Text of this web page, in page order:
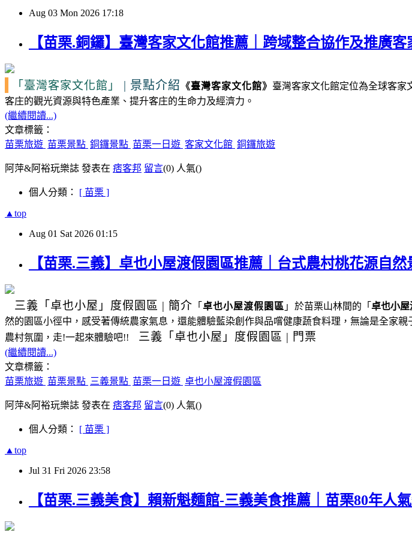
Aug 03 Mon 2026 17:18
【苗栗.銅鑼】臺灣客家文化館推薦｜跨域整合協作及推廣客
「臺灣客家文化館」 | 景點介紹 《臺灣客家文化館》 臺灣客家文化館定位為全球客家
客庄的觀光資源與特色產業、提升客庄的生命力及經濟力。
(繼續閱讀...)
文章標籤：
苗栗旅遊 苗栗景點 銅鑼景點 苗栗一日遊 客家文化館 銅鑼旅遊
阿萍&阿裕玩樂誌 發表在 痞客邦 留言(0) 人氣()
個人分類： [ 苗栗 ]
▲top
Aug 01 Sat 2026 01:15
【苗栗.三義】卓也小屋渡假園區推薦｜台式農村桃花源自
三義 「卓也小屋」度假園區 | 簡介 「 卓也小屋渡假園區 」 於苗栗山林間的「 卓也小屋
然的園區小徑中，感受著傳統農家氣息，還能體驗藍染創作與品嚐健康蔬食料理， 無論是全家親
農村氛圍，走!一起來體驗吧!!
三義 「卓也小屋」度假園區 | 門票
(繼續閱讀...)
文章標籤：
苗栗旅遊 苗栗景點 三義景點 苗栗一日遊 卓也小屋渡假園區
阿萍&阿裕玩樂誌 發表在 痞客邦 留言(0) 人氣()
個人分類： [ 苗栗 ]
▲top
Jul 31 Fri 2026 23:58
【苗栗.三義美食】賴新魁麵館-三義美食推薦｜苗栗80年人